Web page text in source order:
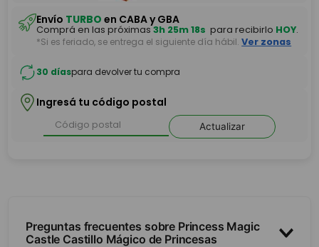
Envío TURBO en CABA y GBA
Comprá en las próximas3h 25m 18s para recibirlo HOY.
*Si es feriado, se entrega el siguiente día hábil. Ver zonas
30 díaspara devolver tu compra
Ingresá tu código postal
Actualizar
Preguntas frecuentes sobre Princess Magic
Castle Castillo Mágico de Princesas